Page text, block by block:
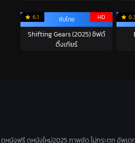
6.1 HD
ซับไทย
Shifting Gears (2025) ชิฟต์
ติ้งเกียร์
ดูหนังฟรี ดูหนังใหม่2025 ภาพชัด ไม่กระตุก อัพเด